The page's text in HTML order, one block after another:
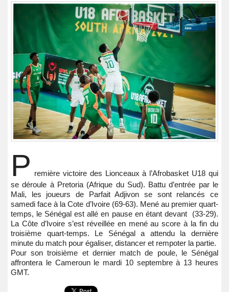
P remière victoire des Lionceaux à l’Afrobasket U18 qui
se déroule à Pretoria (Afrique du Sud). Battu d’entrée par le
Mali, les joueurs de Parfait Adjivon se sont relancés ce
samedi face à la Cote d’Ivoire (69-63). Mené au premier quart-
temps, le Sénégal est allé en pause en étant devant (33-29).
La Côte d’Ivoire s’est réveillée en mené au score à la fin du
troisième quart-temps. Le Sénégal a attendu la dernière
minute du match pour égaliser, distancer et rempoter la partie.
Pour son troisième et dernier match de poule, le Sénégal
affrontera le Cameroun le mardi 10 septembre à 13 heures
GMT.